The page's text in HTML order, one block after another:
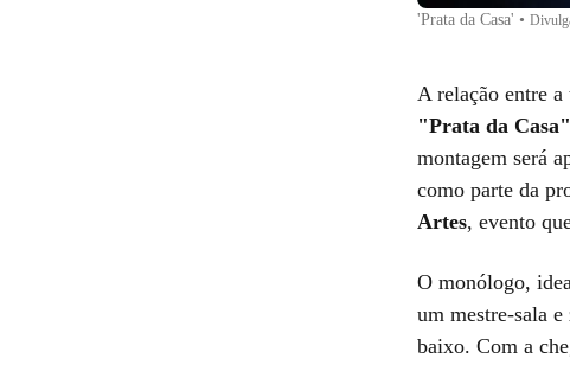
'Prata da Casa' •
A relação entre
"Prata da Casa"
montagem será
como parte da
Artes, evento
O monólogo,
um mestre-sala
baixo. Com a